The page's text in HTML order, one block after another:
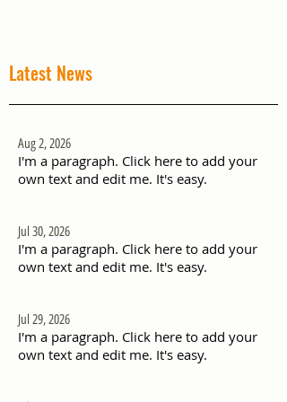
Latest News
Aug 2, 2026
I'm a paragraph. Click here to add your
own text and edit me. It's easy.
Jul 30, 2026
I'm a paragraph. Click here to add your
own text and edit me. It's easy.
Jul 29, 2026
I'm a paragraph. Click here to add your
own text and edit me. It's easy.